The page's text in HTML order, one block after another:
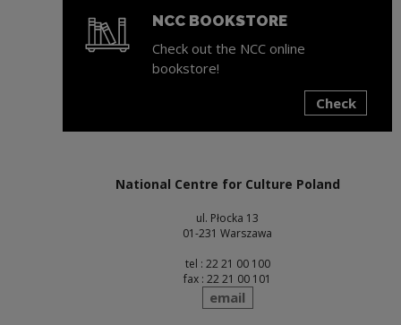
NCC BOOKSTORE
Check out the NCC online
bookstore!
Check
National Centre for Culture Poland
ul. Płocka 13
01-231 Warszawa
tel : 22 21 00 100
fax : 22 21 00 101
send
email